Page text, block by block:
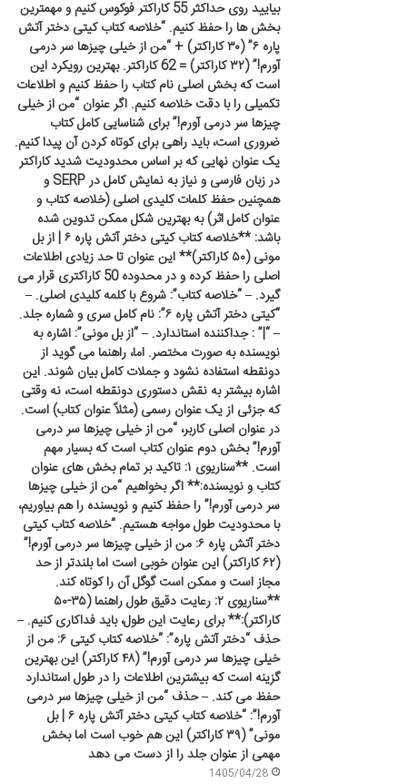
بیایید روی حداکثر 55 کاراکتر فوکوس کنیم و مهمترین
بخش ها را حفظ کنیم. “خلاصه کتاب کیتی دختر آتش
پاره ۶” (۳۰ کاراکتر) + “من از خیلی چیزها سر درمی
آورم!” (۳۲ کاراکتر) = 62 کاراکتر. بهترین رویکرد این
است که بخش اصلی نام کتاب را حفظ کنیم و اطلاعات
تکمیلی را با دقت خلاصه کنیم. اگر عنوان “من از خیلی
چیزها سر درمی آورم!” برای شناسایی کامل کتاب
ضروری است، باید راهی برای کوتاه کردن آن پیدا کنیم.
یک عنوان نهایی که بر اساس محدودیت شدید کاراکتر
در زبان فارسی و نیاز به نمایش کامل در SERP و
همچنین حفظ کلمات کلیدی اصلی (خلاصه کتاب و
عنوان کامل اثر) به بهترین شکل ممکن تدوین شده
باشد: **خلاصه کتاب کیتی دختر آتش پاره ۶ | از بل
مونی (۵۰ کاراکتر)** این عنوان تا حد زیادی اطلاعات
اصلی را حفظ کرده و در محدوده 50 کاراکتری قرار می
گیرد. – “خلاصه کتاب”: شروع با کلمه کلیدی اصلی. –
“کیتی دختر آتش پاره ۶”: نام کامل سری و شماره جلد.
– “|” : جداکننده استاندارد. – “از بل مونی”: اشاره به
نویسنده به صورت مختصر. اما، راهنما می گوید از
دونقطه استفاده نشود و جملات کامل بیان شوند. این
اشاره بیشتر به نقش دستوری دونقطه است، نه وقتی
که جزئی از یک عنوان رسمی (مثلاً عنوان کتاب) است.
در عنوان اصلی کاربر، “من از خیلی چیزها سر درمی
آورم!” بخش دوم عنوان کتاب است که بسیار مهم
است. **سناریوی ۱: تاکید بر تمام بخش های عنوان
کتاب و نویسنده:** اگر بخواهیم “من از خیلی چیزها
سر درمی آورم!” را حفظ کنیم و نویسنده را هم بیاوریم،
با محدودیت طول مواجه هستیم. “خلاصه کتاب کیتی
دختر آتش پاره ۶: من از خیلی چیزها سر درمی آورم!”
(۶۲ کاراکتر) این عنوان خوبی است اما بلندتر از حد
مجاز است و ممکن است گوگل آن را کوتاه کند.
**سناریوی ۲: رعایت دقیق طول راهنما (۳۵-۵۰
کاراکتر):** برای رعایت این طول، باید فداکاری کنیم. –
حذف “دختر آتش پاره”: “خلاصه کتاب کیتی ۶: من از
خیلی چیزها سر درمی آورم!” (۴۸ کاراکتر) این بهترین
گزینه است که بیشترین اطلاعات را در طول استاندارد
حفظ می کند. – حذف “من از خیلی چیزها سر درمی
آورم!”: “خلاصه کتاب کیتی دختر آتش پاره ۶ | بل
مونی” (۳۹ کاراکتر) این هم خوب است اما بخش
مهمی از عنوان جلد را از دست می دهد
1405/04/28